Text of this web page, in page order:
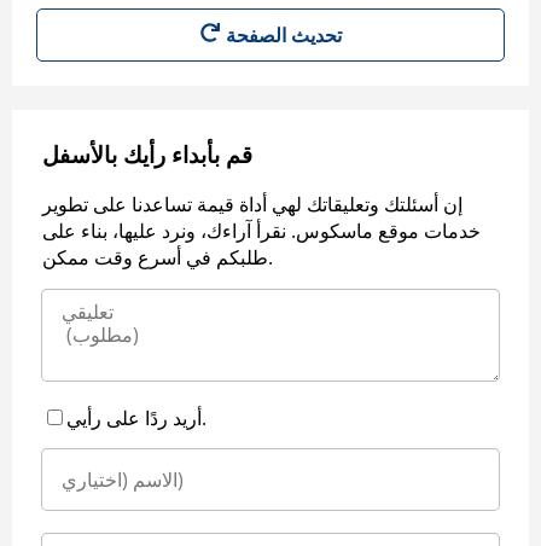
تحديث الصفحة
قم بأبداء رأيك بالأسفل
إن أسئلتك وتعليقاتك لهي أداة قيمة تساعدنا على تطوير
خدمات موقع ماسكوس. نقرأ آراءك، ونرد عليها، بناء على
طلبكم في أسرع وقت ممكن.
أريد ردًا على رأيي.